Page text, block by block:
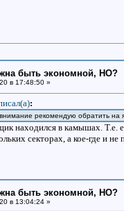
быть экономной, НО?
в 17:48:50 »
:
рекомендую обратить на
находился в камышах. Т.е.
секторах, а кое-где и
быть экономной, НО?
в 13:04:24 »